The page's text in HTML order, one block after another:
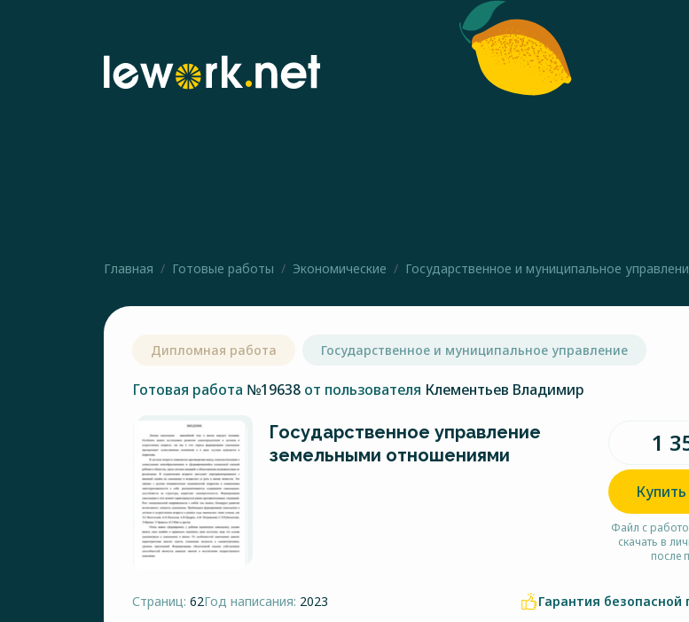
Главная Готовые работы Экономические Государственное и муниципальное
Дипломная работа Государственное и муниципальное управление
Готовая работа №19638 от пользователя Клементьев Владимир
Государственное управление
земельными отношениями
1
Файл с
скачать в
после
Страниц: 62Год написания: 2023
Гарантия безопасной